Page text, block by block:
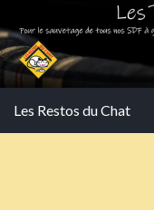
Les Restos du Chat